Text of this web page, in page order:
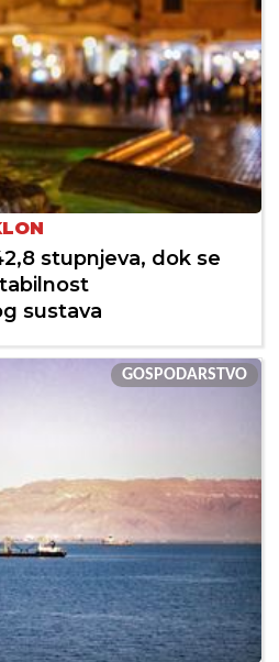
stupnjeva, dok se
sustava
GOSPODARSTVO